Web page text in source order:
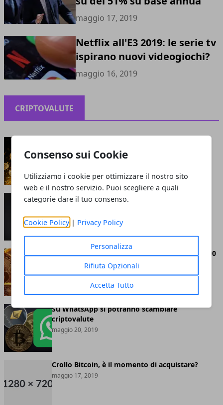
Consenso sui Cookie
Utilizziamo i cookie per ottimizzare il nostro sito
web e il nostro servizio. Puoi scegliere a quali
categorie dare il tuo consenso.
Cookie Policy | Privacy Policy
Personalizza
Rifiuta Opzionali
Accetta Tutto
maggio 17, 2019
Netflix all'E3 2019: le serie tv
ispirano nuovi videogiochi?
maggio 16, 2019
CRIPTOVALUTE
maggio 13, 2021
Perché le criptovalute sono smart: cosa attrae
giugno 05, 2020
Bitcoin abbandona definitivamente quota 8.000
maggio 20, 2019
Su WhatsApp si potranno scambiare
criptovalute
maggio 20, 2019
Crollo Bitcoin, è il momento di acquistare?
maggio 17, 2019